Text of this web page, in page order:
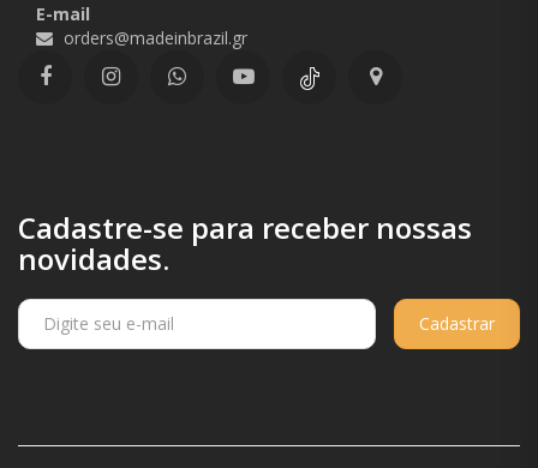
E-mail
orders@madeinbrazil.gr
Cadastre-se para receber nossas
novidades.
Cadastrar